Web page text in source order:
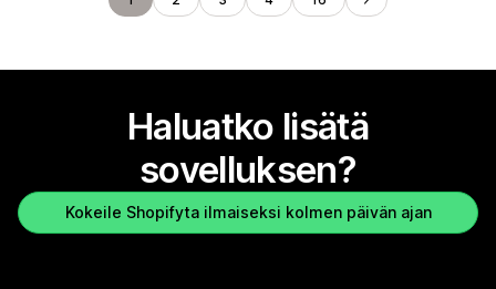
Haluatko lisätä
sovelluksen?
Kokeile Shopifyta ilmaiseksi kolmen päivän ajan